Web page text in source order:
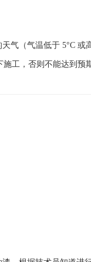
条
气（气温低于 5°C 或
施工，否则不能达到预
规